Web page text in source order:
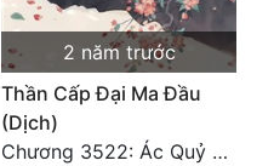
2 năm trước
Thần Cấp Đại Ma Đầu
(Dịch)
Chương 3522: Ác Quỷ Và Yêu Nghiệt